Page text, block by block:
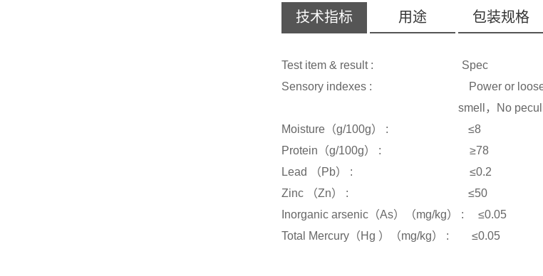
技术指标 用途 包装规格
Test item & result : Spec
Sensory indexes : Power or loose bulk
smell，No peculiar smell
Moisture（g/100g） : ≤8
Protein（g/100g） : ≥78
Lead （Pb） : ≤0.2
Zinc （Zn） : ≤50
Inorganic arsenic（As）（mg/kg） : ≤0.05
Total Mercury（Hg ）（mg/kg） : ≤0.05